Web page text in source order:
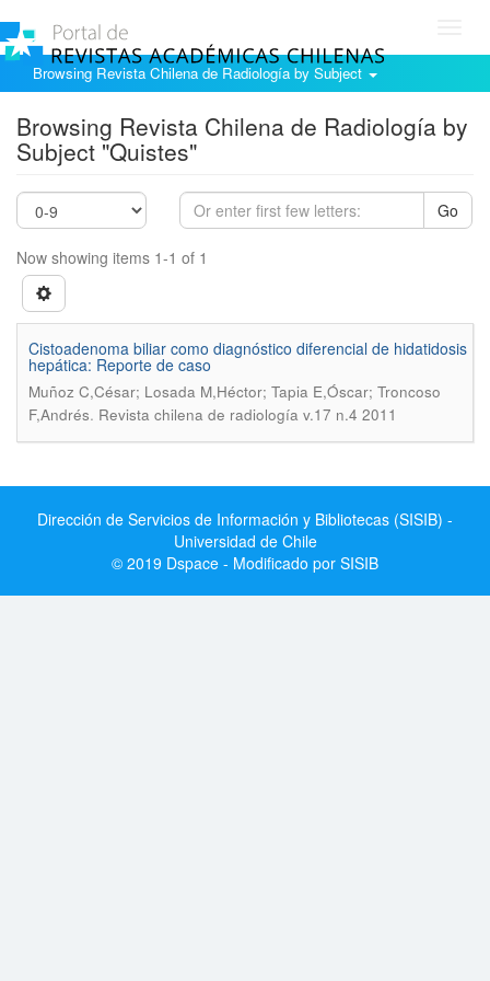
Browsing Revista Chilena de Radiología by Subject
Browsing Revista Chilena de Radiología by
Subject "Quistes"
Go
Now showing items 1-1 of 1
Cistoadenoma biliar como diagnóstico diferencial de hidatidosis
hepática: Reporte de caso
Muñoz C,César; Losada M,Héctor; Tapia E,Óscar; Troncoso
F,Andrés. Revista chilena de radiología v.17 n.4 2011
Dirección de Servicios de Información y Bibliotecas (SISIB) -
Universidad de Chile
© 2019 Dspace - Modificado por SISIB